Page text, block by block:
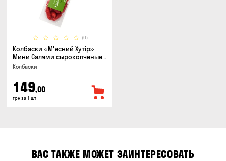
(0)
Колбаски «М'ясний Хутір»
Мини Салями сырокопченые,
150г
Колбаски
149,00
грн за 1 шт
ВАС ТАКЖЕ МОЖЕТ ЗАИНТЕРЕСОВАТЬ